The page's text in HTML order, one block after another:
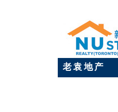
老 袁 地 产